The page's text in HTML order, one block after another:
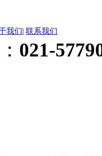
我们| 联系我们
021-